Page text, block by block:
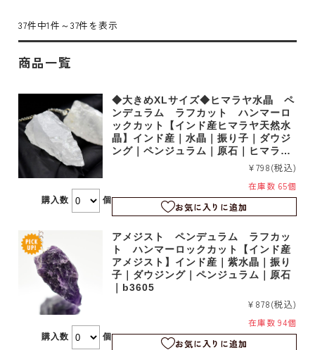
37件中1件～37件を表示
商品一覧
◆大きめXLサイズ◆ヒマラヤ水晶 ペ
ンデュラム ラフカット ハンマーロ
ックカット【インド産ヒマラヤ天然水
晶】インド産｜水晶｜振り子｜ダウジ
ング｜ペンジュラム｜原石｜ヒマラヤ
¥798(税込)
在庫数 65個
お気に入りに追加
購入数 個
アメジスト ペンデュラム ラフカッ
ト ハンマーロックカット【インド産
アメジスト】インド産｜紫水晶｜振り
子｜ダウジング｜ペンジュラム｜原石
｜b3605
¥878(税込)
在庫数 94個
お気に入りに追加
購入数 個